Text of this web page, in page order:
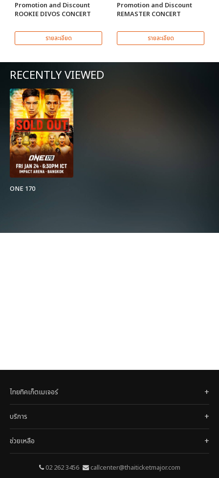
Promotion and Discount
ROOKIE DIVOS CONCERT
รายละเอียด
Promotion and Discount
REMASTER CONCERT
รายละเอียด
RECENTLY VIEWED
ONE 170
ไทยทิคเก็ตเมเจอร์
บริการ
ช่วยเหลือ
02 262 3456 callcenter@thaiticketmajor.com